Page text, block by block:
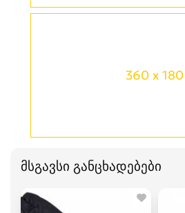
360 x 180
მსგავსი განცხადებები